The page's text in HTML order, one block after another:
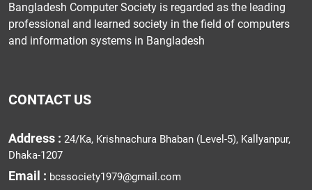
Bangladesh Computer Society is regarded as the leading
professional and learned society in the field of computers
and information systems in Bangladesh
CONTACT US
Address : 24/Ka, Krishnachura Bhaban (Level-5), Kallyanpur,
Dhaka-1207
Email : bcssociety1979@gmail.com